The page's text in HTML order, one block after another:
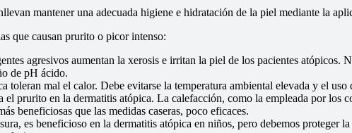
mantener una adecuada higiene e hidratación de la piel mediante la
que causan prurito o picor intenso:
agresivos aumentan la xerosis e irritan la piel de los pacientes atópicos.
de pH ácido.
toleran mal el calor. Debe evitarse la temperatura ambiental elevada y el uso
el prurito en la dermatitis atópica. La calefacción, como la empleada por
beneficiosas que las medidas caseras, poco eficaces.
es beneficioso en la dermatitis atópica en niños, pero debemos proteger